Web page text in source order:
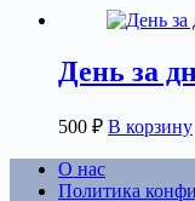
День за
500 ₽ В корзину
О нас
Политика